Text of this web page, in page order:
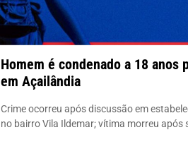
Homem é condenado a 18 anos
em Açailândia
Crime ocorreu após discussão em
no bairro Vila Ildemar; vítima morreu após